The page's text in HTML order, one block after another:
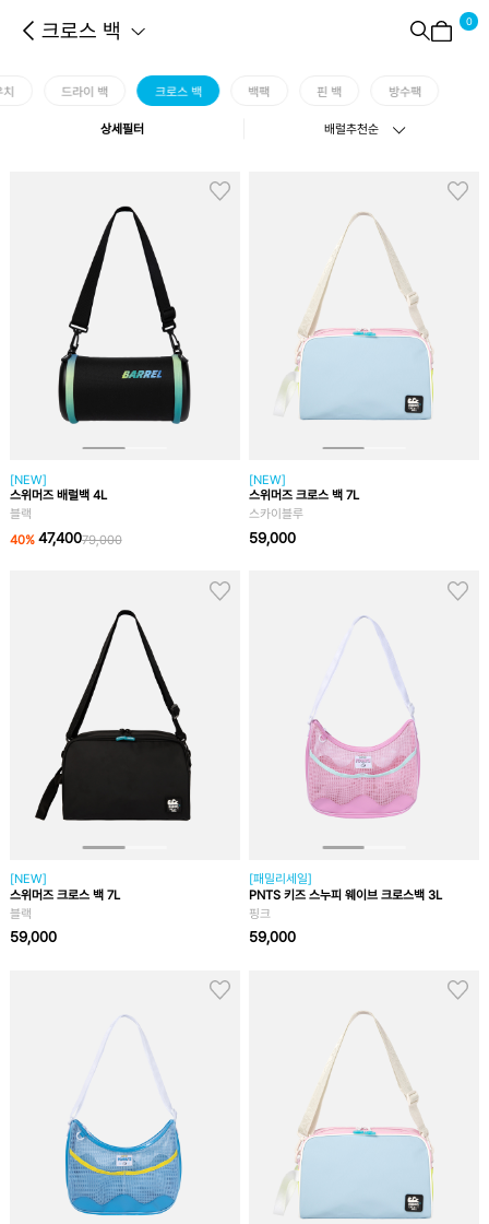
크로스 백 0
치 드라이 백 크로스 백 백팩 핀 백 방수팩
[NEW]
스위머즈 배럴백 4L
블랙
40% 47,40079,000
[NEW]
스위머즈 크로스 백 7L
스카이블루
59,000
[NEW]
스위머즈 크로스 백 7L
블랙
59,000
[패밀리세일]
PNTS 키즈 스누피 웨이브 크로스백 3L
핑크
59,000
상세필터 배럴추천순